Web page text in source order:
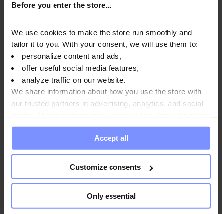
Before you enter the store...
We use cookies to make the store run smoothly and
tailor it to you. With your consent, we will use them to:
personalize content and ads,
offer useful social media features,
analyze traffic on our website.
We share information about how you use the store with
our trusted partners in advertising, analytics, and social
information you have provided to them or that they have
collected when you use their services. Do you agree?
Accept all
Customize consents
Only essential
Anwendungsweise